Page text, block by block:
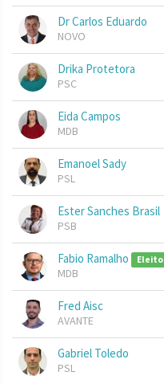
Dr Carlos Eduardo
NOVO
Drika Protetora
PSC
Eida Campos
MDB
Emanoel Sady
PSL
Ester Sanches Brasil
PSB
Fabio Ramalho Eleito
MDB
Fred Aisc
AVANTE
Gabriel Toledo
PSL